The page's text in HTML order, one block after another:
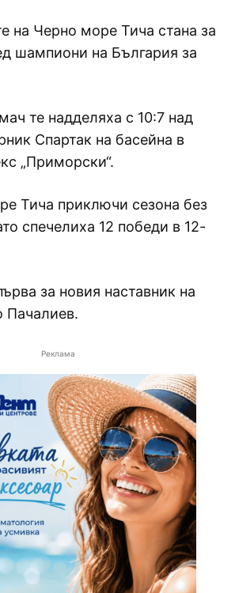
на Черно море Тича стана за
шампиони на България за
те надделяха с 10:7 над
Спартак на басейна в
„Приморски“.
Тича приключи сезона без
спечелиха 12 победи в 12-
за новия наставник на
Пачалиев.
Реклама